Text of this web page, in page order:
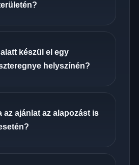
készül el egy
helyszínén?
az ajánlat az alapozást is